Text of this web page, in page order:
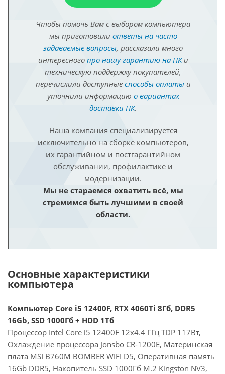
Чтобы помочь Вам с выбором компьютера
мы приготовили ответы на часто
задаваемые вопросы, рассказали много
интересного про нашу гарантию на ПКи
техническую поддержку покупателей,
перечислили доступные способы оплатыи
уточнили информацию о вариантах
доставки ПК.
Наша компания специализируется
исключительно на сборке компьютеров,
их гарантийном и постгарантийном
обслуживании, профилактике и
модернизации.
Мы не стараемся охватить всё, мы
стремимся быть лучшими в своей
области.
Основные характеристики
компьютера
Компьютер Core i5 12400F, RTX 4060Ti 8Гб, DDR5
16Gb, SSD 1000Гб + HDD 1Тб
Процессор Intel Core i5 12400F 12x4.4 ГГц TDP 117Вт,
Охлаждение процессора Jonsbo CR-1200E, Материнская
плата MSI B760M BOMBER WIFI D5, Оперативная память
16Gb DDR5, Накопитель SSD 1000Гб M.2 Kingston NV3,